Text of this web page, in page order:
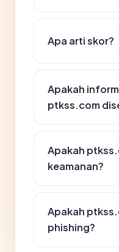
Apa arti skor?
Apakah
ptkss.com
Apakah
keamanan?
Apakah
phishing?